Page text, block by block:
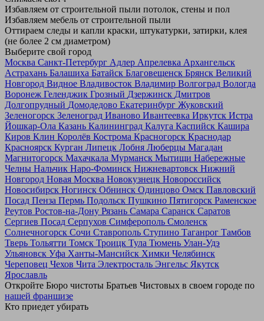
Избавляем от строительной пыли потолок, стены и пол
Избавляем мебель от строительной пыли
Оттираем следы и капли краски, штукатурки, затирки, клея
(не более 2 см диаметром)
Выберите свой город
Москва Санкт-Петербург Адлер Апрелевка Архангельск
Астрахань Балашиха Батайск Благовещенск Брянск Великий
Новгород Видное Владивосток Владимир Волгоград Вологда
Воронеж Геленджик Грозный Дзержинск Дмитров
Долгопрудный Домодедово Екатеринбург Жуковский
Зеленогорск Зеленоград Иваново Ивантеевка Иркутск Истра
Йошкар-Ола Казань Калининград Калуга Каспийск Кашира
Киров Клин Королёв Кострома Красногорск Краснодар
Красноярск Курган Липецк Лобня Люберцы Магадан
Магнитогорск Махачкала Мурманск Мытищи Набережные
Челны Нальчик Наро-Фоминск Нижневартовск Нижний
Новгород Новая Москва Новокузнецк Новороссийск
Новосибирск Ногинск Обнинск Одинцово Омск Павловский
Посад Пенза Пермь Подольск Пушкино Пятигорск Раменское
Реутов Ростов-на-Дону Рязань Самара Саранск Саратов
Сергиев Посад Серпухов Симферополь Смоленск
Солнечногорск Сочи Ставрополь Ступино Таганрог Тамбов
Тверь Тольятти Томск Троицк Тула Тюмень Улан-Удэ
Ульяновск Уфа Ханты-Мансийск Химки Челябинск
Череповец Чехов Чита Электросталь Энгельс Якутск
Ярославль
Откройте Бюро чистоты Братьев Чистовых в своем городе по
нашей франшизе
Кто приедет убирать